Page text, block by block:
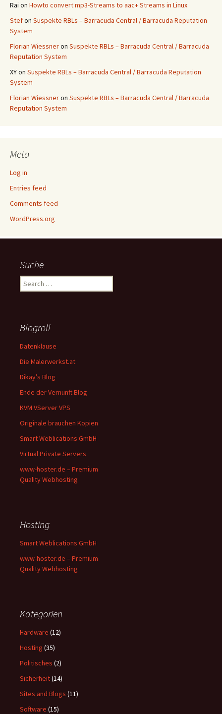
Rai on Howto convert mp3-Streams to aac+ Streams in Linux
Stefon Suspekte RBLs – Barracuda Central / Barracuda Reputation
System
Florian Wiessneron Suspekte RBLs – Barracuda Central / Barracuda
Reputation System
XYon Suspekte RBLs – Barracuda Central / Barracuda Reputation
System
Florian Wiessneron Suspekte RBLs – Barracuda Central / Barracuda
Reputation System
Meta
Log in
Entries feed
Comments feed
WordPress.org
Suche
Search
for:
Blogroll
Datenklause
Die Malerwerkst.at
Dikay’s Blog
Ende der Vernunft Blog
KVM VServer VPS
Originale brauchen Kopien
Smart Weblications GmbH
Virtual Private Servers
www-hoster.de – Premium
Quality Webhosting
Hosting
Smart Weblications GmbH
www-hoster.de – Premium
Quality Webhosting
Kategorien
Hardware (12)
Hosting (35)
Politisches (2)
Sicherheit(14)
Sites and Blogs (11)
Software (15)